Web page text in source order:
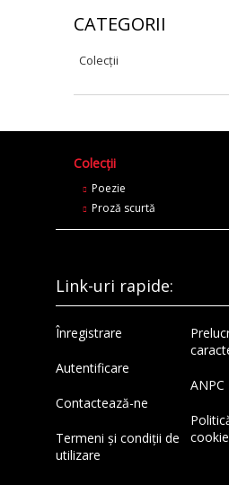
CATEGORII
Colecții
Poezie
Dramaturgie
Cărți pentru copii
Memorii
Colecții
Poezie
Proză scurtă
Link-uri rapide:
Înregistrare
Autentificare
Contactează-ne
Termeni și condiții de
utilizare
ANPC